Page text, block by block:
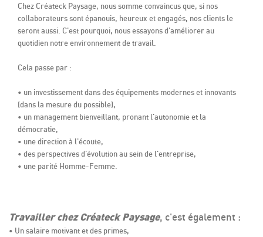
Chez Créateck Paysage, nous somme convaincus que, si nos
collaborateurs sont épanouis, heureux et engagés, nos clients le
seront aussi. C'est pourquoi, nous essayons d'améliorer au
quotidien notre environnement de travail.
Cela passe par :
• un investissement dans des équipements modernes et innovants
(dans la mesure du possible),
• un management bienveillant, pronant l'autonomie et la
démocratie,
• une direction à l'écoute,
• des perspectives d'évolution au sein de l'entreprise,
• une parité Homme-Femme.
Travailler chez Créateck Paysage, c'est également :
• Un salaire motivant et des primes,